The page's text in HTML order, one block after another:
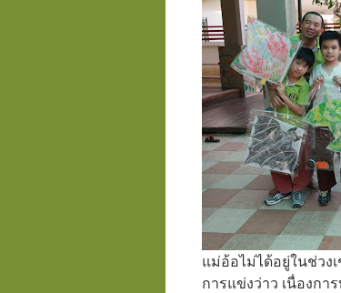
แม่อ้อไม่ได้อยู่ในช่วง
การแข่งว่าว เนื่องก